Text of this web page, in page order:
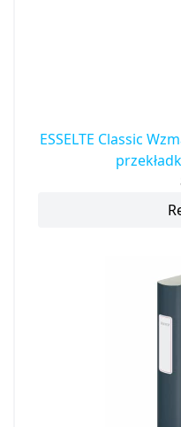
ESSELTE Classic